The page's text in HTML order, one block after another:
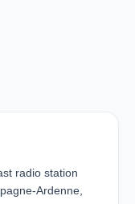
radio station
Ardenne,